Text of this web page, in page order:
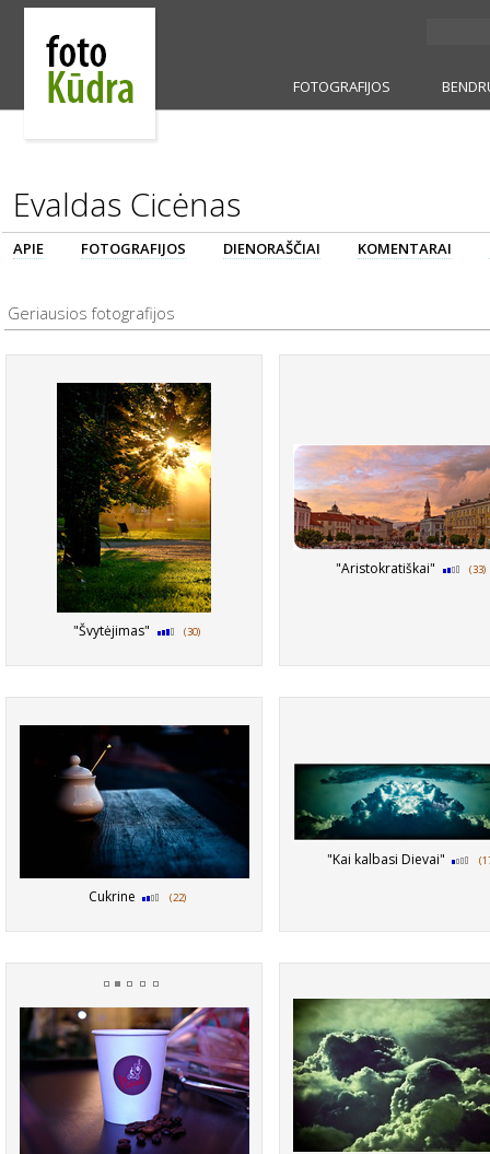
FOTOGRAFIJOS
Evaldas Cicėnas
APIE FOTOGRAFIJOS DIENORAŠČIAI KOMENTARAI
Geriausios fotografijos
"Švytėjimas" (30)
"Aristokratiškai" (33)
Cukrine (22)
"Kai kalbasi Dievai"